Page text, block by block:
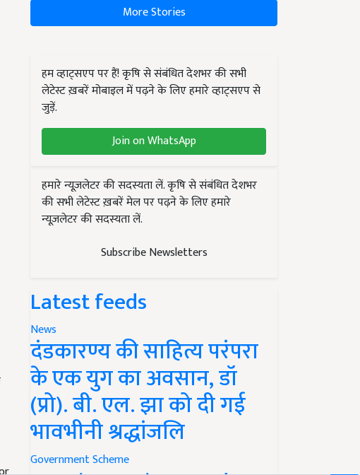
More Stories
हम व्हाट्सएप पर हैं! कृषि से संबंधित देशभर की सभी
लेटेस्ट ख़बरें मोबाइल में पढ़ने के लिए हमारे व्हाट्सएप से
जुड़ें.
Join on WhatsApp
हमारे न्यूज़लेटर की सदस्यता लें. कृषि से संबंधित देशभर
की सभी लेटेस्ट ख़बरें मेल पर पढ़ने के लिए हमारे
न्यूज़लेटर की सदस्यता लें.
Subscribe Newsletters
Latest feeds
News
दंडकारण्य की साहित्य परंपरा
के एक युग का अवसान, डॉ
(प्रो). बी. एल. झा को दी गई
भावभीनी श्रद्धांजलि
Government Scheme